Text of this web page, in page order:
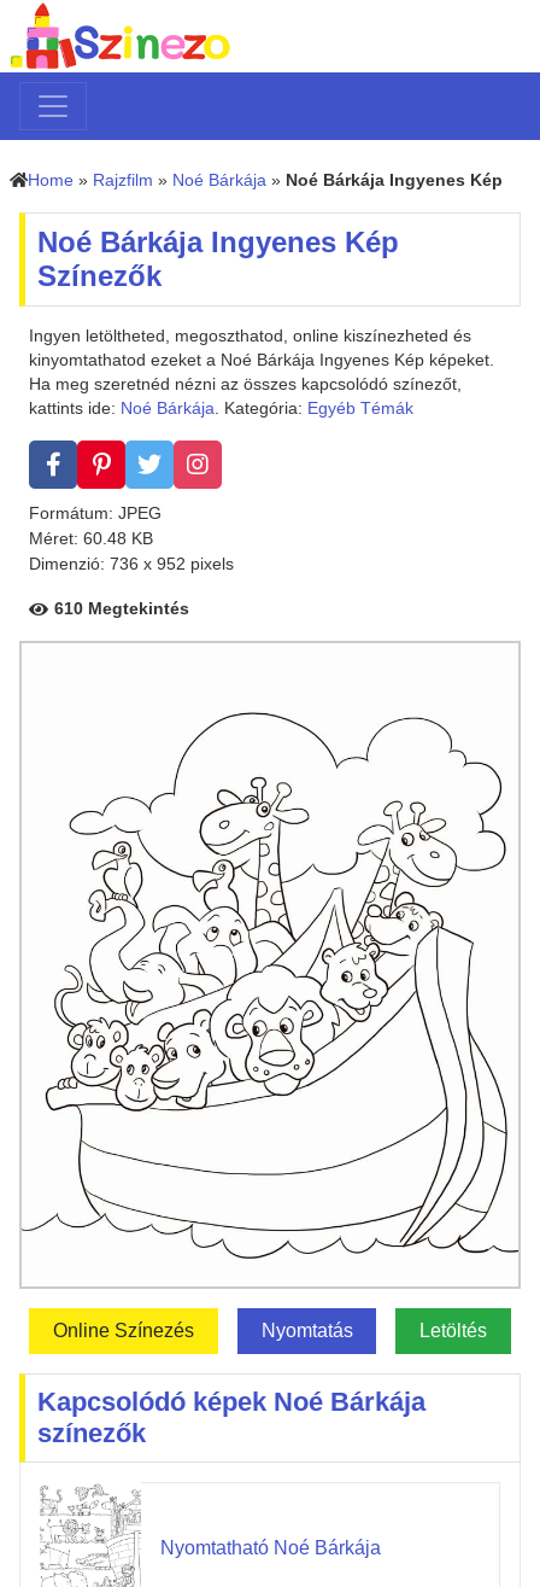
Home » Rajzfilm » Noé Bárkája » Noé Bárkája Ingyenes Kép
Noé Bárkája Ingyenes Kép
Színezők
Ingyen letöltheted, megoszthatod, online kiszínezheted és
kinyomtathatod ezeket a Noé Bárkája Ingyenes Kép képeket.
Ha meg szeretnéd nézni az összes kapcsolódó színezőt,
kattints ide: Noé Bárkája. Kategória: Egyéb Témák
Formátum: JPEG
Méret: 60.48 KB
Dimenzió: 736 x 952 pixels
610 Megtekintés
Online Színezés Nyomtatás Letöltés
Kapcsolódó képek Noé Bárkája
színezők
Nyomtatható Noé Bárkája